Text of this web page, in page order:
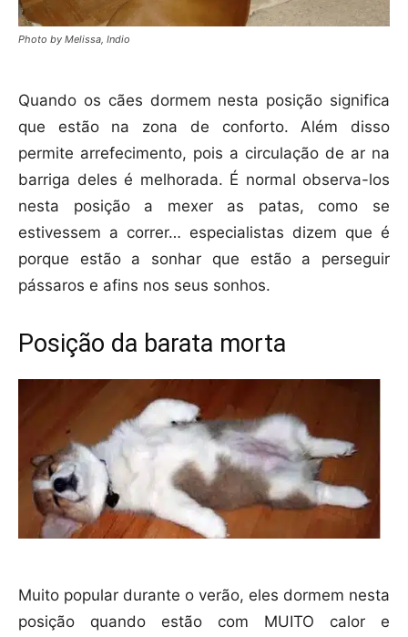
Photo by Melissa, Indio
Quando os cães dormem nesta posição significa
que estão na zona de conforto. Além disso
permite arrefecimento, pois a circulação de ar na
barriga deles é melhorada. É normal observa-los
nesta posição a mexer as patas, como se
estivessem a correr… especialistas dizem que é
porque estão a sonhar que estão a perseguir
pássaros e afins nos seus sonhos.
Posição da barata morta
Muito popular durante o verão, eles dormem nesta
posição quando estão com MUITO calor e